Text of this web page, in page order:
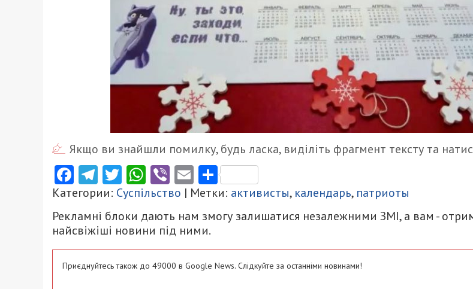
Якщо ви знайшли помилку, будь ласка, виділіть фрагмент тексту та
Facebook
Telegram
Twitter
WhatsApp
ViberEmailПоділитися
Категории: Суспільство | Метки: активисты, календарь, патриоты
Рекламні блоки дають нам змогу залишатися незалежними ЗМІ, а вам -
найсвіжіші новини під ними.
Приєднуйтесь також до 49000 в Google News. Слідкуйте за останніми новинами!